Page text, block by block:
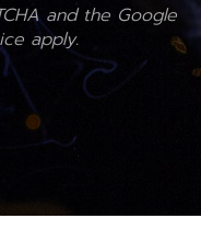
and the Google
apply.